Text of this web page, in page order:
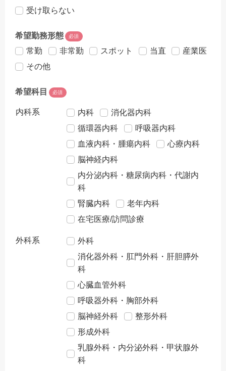
受け取らない
希望勤務形態 必須
常勤 非常勤 スポット 当直
産業医
その他
希望科目 必須
内科系 内科
消化器内科
循環器内科
呼吸器内科
血液内科・腫瘍内科
心療内科
脳神経内科
内分泌内科・糖尿病内科・代謝内
科
腎臓内科
老年内科
在宅医療/訪問診療
外科系
外科
消化器外科・肛門外科・肝胆膵外
科
心臓血管外科
呼吸器外科・胸部外科
脳神経外科
整形外科
形成外科
乳腺外科・内分泌外科・甲状腺外
科